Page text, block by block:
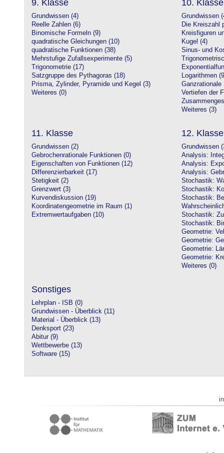
9. Klasse
Grundwissen (4)
Reelle Zahlen (6)
Binomische Formeln (9)
quadratische Gleichungen (10)
quadratische Funktionen (38)
Mehrstufige Zufallsexperimente (5)
Trigonometrie (17)
Satzgruppe des Pythagoras (18)
Prisma, Zylinder, Pyramide und Kegel (3)
Weiteres (0)
10. Klasse
Grundwissen
Die Kreiszahl
Kreisfiguren
Kugel (4)
Sinus- und
Logarithmen
Ganzrationale
Vertiefen der
Weiteres (3)
11. Klasse
Grundwissen (2)
Gebrochenrationale Funktionen (0)
Eigenschaften von Funktionen (12)
Differenzierbarkeit (17)
Stetigkeit (2)
Grenzwert (3)
Kurvendiskussion (19)
Koordinatengeometrie im Raum (1)
Extremwertaufgaben (10)
12. Klasse
Grundwissen
Analysis:
Analysis:
Analysis:
Stochastik:
Stochastik:
Stochastik:
Stochastik:
Stochastik:
Geometrie:
Geometrie:
Geometrie:
Geometrie:
Weiteres (0)
Sonstiges
Lehrplan - ISB (0)
Grundwissen - Überblick (11)
Material - Überblick (13)
Denksport (23)
Abitur (9)
Wettbewerbe (13)
Software (15)